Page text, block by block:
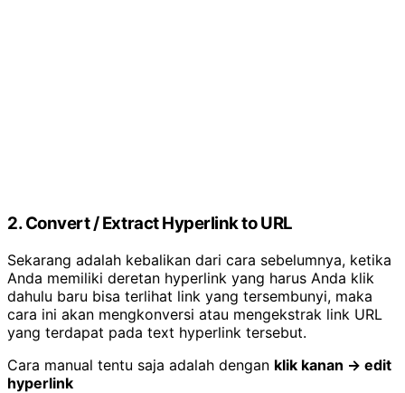
2. Convert / Extract Hyperlink to URL
Sekarang adalah kebalikan dari cara sebelumnya, ketika
Anda memiliki deretan hyperlink yang harus Anda klik
dahulu baru bisa terlihat link yang tersembunyi, maka
cara ini akan mengkonversi atau mengekstrak link URL
yang terdapat pada text hyperlink tersebut.
Cara manual tentu saja adalah dengan klik kanan -> edit
hyperlink